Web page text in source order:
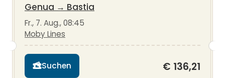
Genua → Bastia
Fr., 7. Aug., 08:45
Moby Lines
Suchen € 136,21